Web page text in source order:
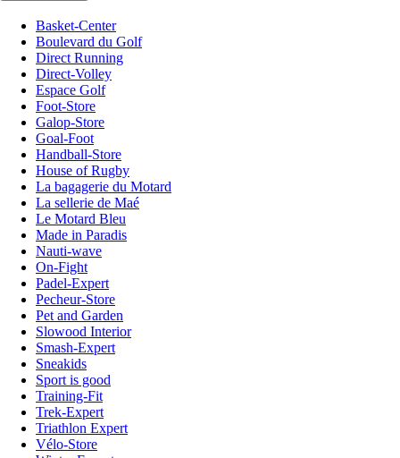
Basket-Center
Boulevard du Golf
Direct Running
Direct-Volley
Espace Golf
Foot-Store
Galop-Store
Goal-Foot
Handball-Store
House of Rugby
La bagagerie du Motard
La sellerie de Maé
Le Motard Bleu
Made in Paradis
Nauti-wave
On-Fight
Padel-Expert
Pecheur-Store
Pet and Garden
Slowood Interior
Smash-Expert
Sneakids
Sport is good
Training-Fit
Trek-Expert
Triathlon Expert
Vélo-Store